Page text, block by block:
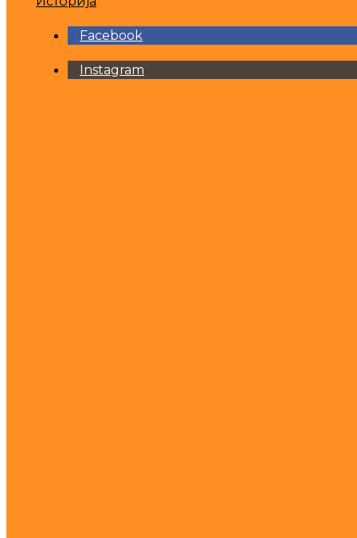
Facebook
Instagram